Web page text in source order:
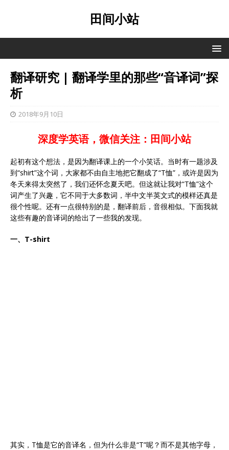
田间小站
翻译研究 | 翻译学里的那些“音译词”探
析
2018年9月10日
深度学英语，微信关注：田间小站
起初有这个想法，是因为翻译课上的一个小笑话。当时有一题涉及
到“shirt”这个词，大家都不由自主地把它翻成了“T恤”，或许是因为
冬天来得太突然了，我们还怀念夏天吧。但这就让我对“T恤”这个
词产生了兴趣，它不同于大多数词，半中文半英文式的模样还真是
很个性呢。还有一点很特别的是，翻译前后，音很相似。下面我就
这些有趣的音译词的给出了一些我的发现。
一、T-shirt
其实，T恤是它的音译名，但为什么非是“T”呢？而不是其他字母，